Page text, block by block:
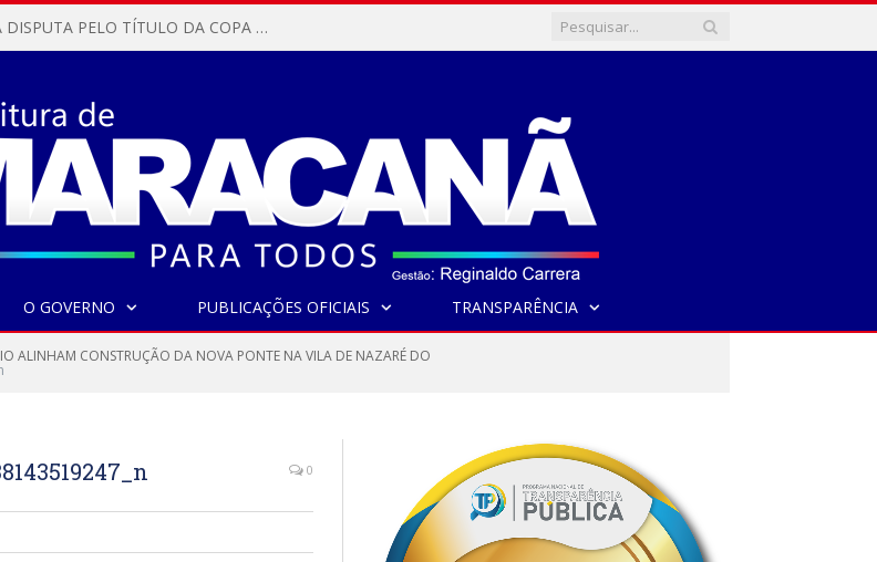
MARACANÃ SAI NA FRENTE NA DISPUTA PELO TÍTULO DA COPA PARÁ SUB-17!
O GOVERNO PUBLICAÇÕES OFICIAIS TRANSPARÊNCIA
ALINHAM CONSTRUÇÃO DA NOVA PONTE NA VILA DE NAZARÉ DO
0